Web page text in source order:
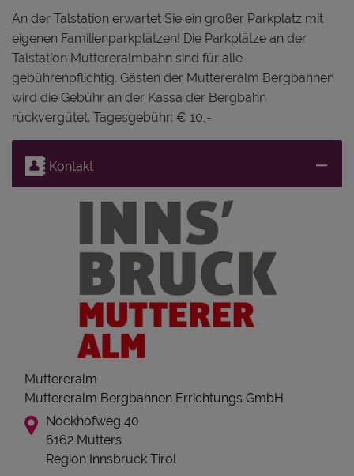
An der Talstation erwartet Sie ein großer Parkplatz mit
eigenen Familienparkplätzen! Die Parkplätze an der
Talstation Muttereralmbahn sind für alle
gebührenpflichtig. Gästen der Muttereralm Bergbahnen
wird die Gebühr an der Kassa der Bergbahn
rückvergütet. Tagesgebühr: € 10,-
Kontakt
Muttereralm
Muttereralm Bergbahnen Errichtungs GmbH
Nockhofweg 40
6162 Mutters
Region Innsbruck Tirol